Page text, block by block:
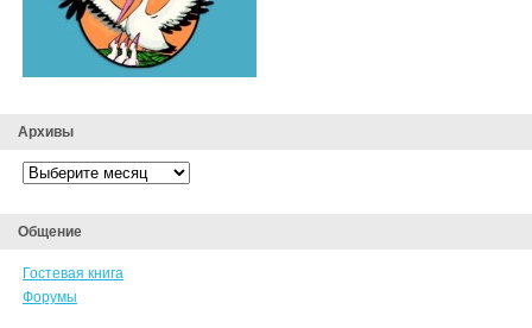
Архивы
Архивы
Общение
Гостевая книга
Форумы